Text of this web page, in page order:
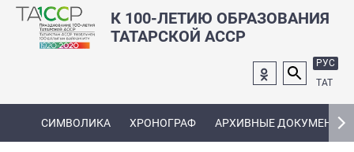
К 100-ЛЕТИЮ ОБРАЗОВАНИЯ
ТАТАРСКОЙ АССР
РУС
ТАТ
СИМВОЛИКА ХРОНОГРАФ АРХИВНЫЕ ДОКУМЕНТЫ